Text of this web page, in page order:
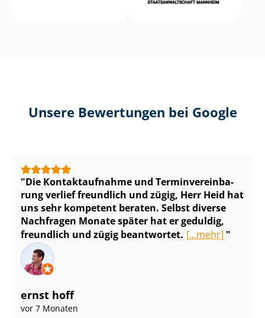
Unsere Bewertungen bei Google
Die Kontaktaufnahme und Ter­min­ver­ein­ba­
rung verlief freundlich und zügig, Herr Heid hat
uns sehr kompetent beraten. Selbst diverse
Nachfragen Monate später hat er geduldig,
freundlich und zügig beantwortet. [...mehr]
ernst hoff
vor 7 Monaten